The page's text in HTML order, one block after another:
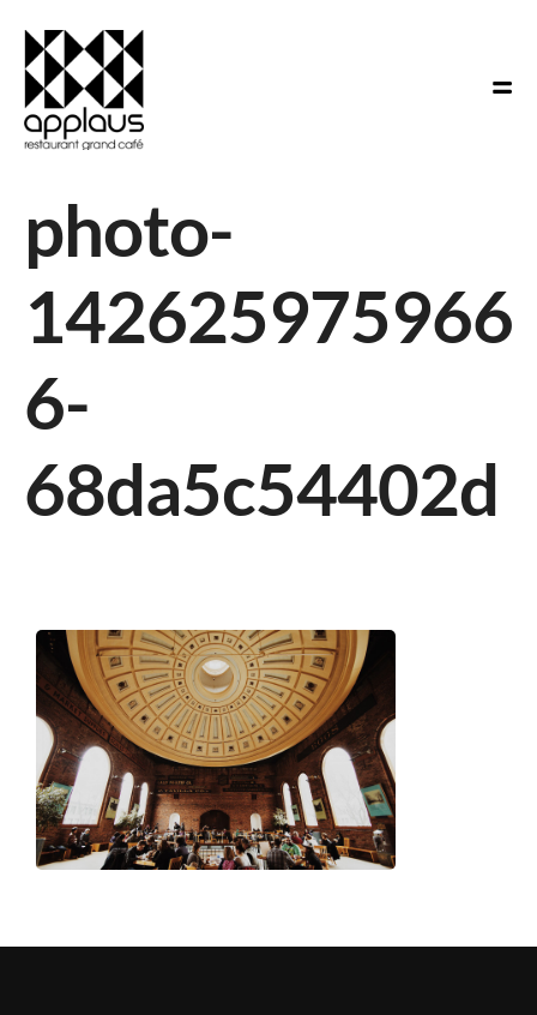
photo-
142625975966
6-
68da5c54402d